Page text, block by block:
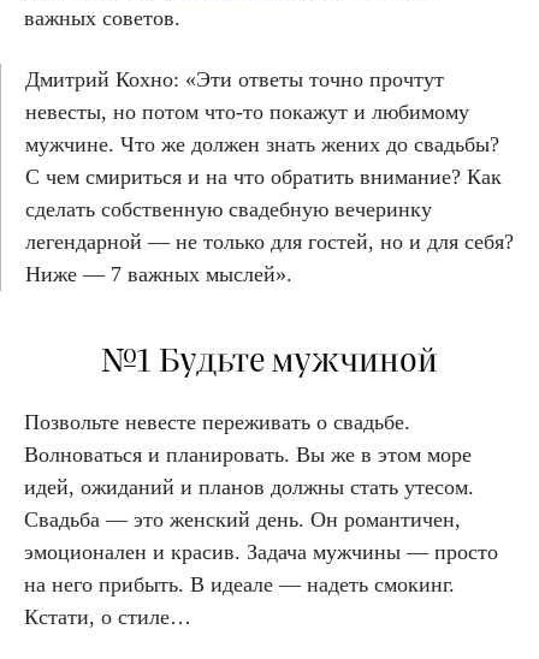
важных советов.
Дмитрий Кохно: «Эти ответы точно прочтут
невесты, но потом что-то покажут и любимому
мужчине. Что же должен знать жених до свадьбы?
С чем смириться и на что обратить внимание? Как
сделать собственную свадебную вечеринку
легендарной — не только для гостей, но и для себя?
Ниже — 7 важных мыслей».
№1 Будьте мужчиной
Позвольте невесте переживать о свадьбе.
Волноваться и планировать. Вы же в этом море
идей, ожиданий и планов должны стать утесом.
Свадьба — это женский день. Он романтичен,
эмоционален и красив. Задача мужчины — просто
на него прибыть. В идеале — надеть смокинг.
Кстати, о стиле…